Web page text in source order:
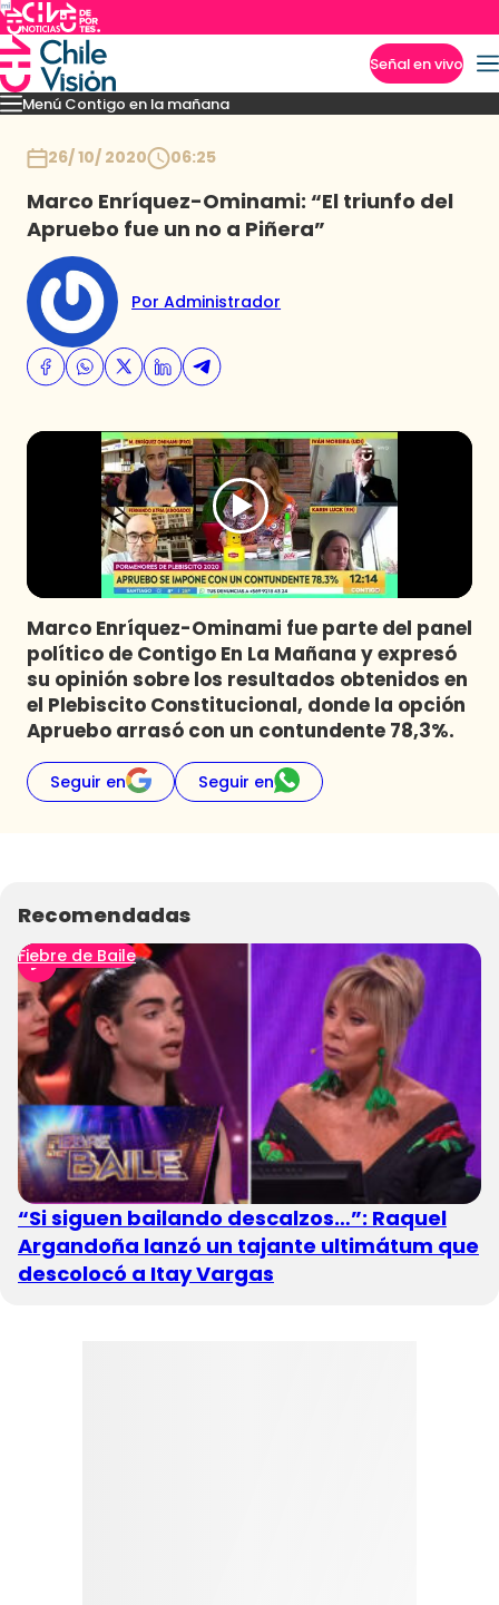
Señal en vivo
Menú Contigo en la mañana
MomentosReportajesDenunciasPolicialPolíticaEspectáculo
26/ 10/ 2020 06:25
Marco Enríquez-Ominami: “El triunfo del
Apruebo fue un no a Piñera”
Por Administrador
Marco Enríquez-Ominami fue parte del panel
político de Contigo En La Mañana y expresó
su opinión sobre los resultados obtenidos en
el Plebiscito Constitucional, donde la opción
Apruebo arrasó con un contundente 78,3%.
Seguir en Seguir en
Recomendadas
Fiebre de Baile
“Si siguen bailando descalzos…”: Raquel
Argandoña lanzó un tajante ultimátum que
descolocó a Itay Vargas
Imperdibles
Programas
Club De La Comedia
Contigo en Directo
Plan Perfecto
El Tiempo
Sabingo
Todos Los Programas